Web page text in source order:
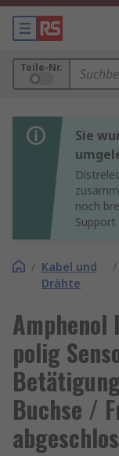
Teile-Nr.
Sie
noch
Support
/ Kabel und
Drähte
/
Amphenol
polig
Buchse /